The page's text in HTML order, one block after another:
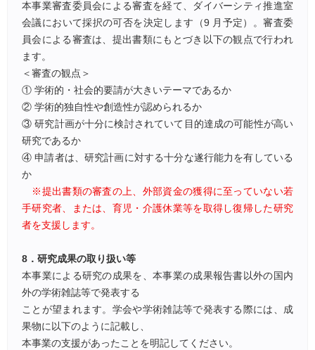
本事業審査委員会による審査を経て、ダイバーシティ推進室
会議において採択の可否を決定します（9 月予定）。審査委
員会による審査は、提出書類にもとづき以下の観点で行われ
ます。
＜審査の観点＞
① 学術的・社会的要請が大きいテーマであるか
② 学術的独自性や創造性が認められるか
③ 研究計画が十分に検討されていて目的達成の可能性が高い
研究であるか
④ 申請者は、研究計画に対する十分な遂行能力を有している
か
※提出書類の審査の上、外部資金の獲得に至っていない若
手研究者、または、育児・介護休業等を取得し復帰した研究
者を支援します。
8．研究成果の取り扱い等
本事業による研究の成果を、本事業の成果報告書以外の国内
外の学術雑誌等で発表する
ことが望まれます。学会や学術雑誌等で発表する際には、成
果物に以下のように記載し、
本事業の支援があったことを明記してください。